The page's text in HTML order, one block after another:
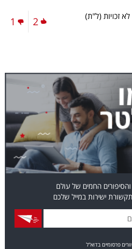
זכויות (ל"ת) 2
1
והסיפורים החמים של עולם
ישירות במייל שלכם
פרסומיים בדוא"ל